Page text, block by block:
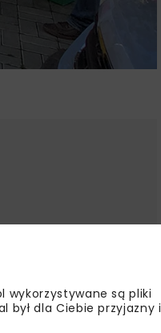
wykorzystywane są pliki
był dla Ciebie przyjazny i